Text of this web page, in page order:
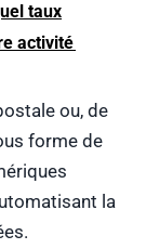
taux
activité
ou, de
forme de
la